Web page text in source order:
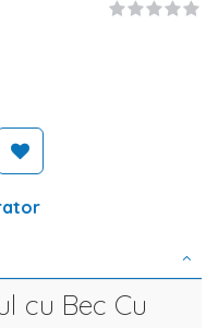
cu Bec Cu